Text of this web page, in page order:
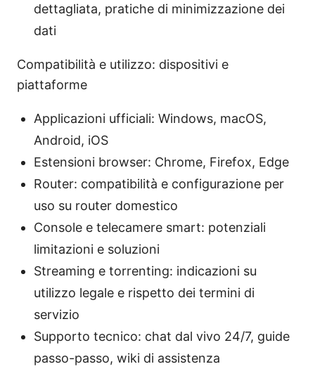
dettagliata, pratiche di minimizzazione dei
dati
Compatibilità e utilizzo: dispositivi e
piattaforme
Applicazioni ufficiali: Windows, macOS,
Android, iOS
Estensioni browser: Chrome, Firefox, Edge
Router: compatibilità e configurazione per
uso su router domestico
Console e telecamere smart: potenziali
limitazioni e soluzioni
Streaming e torrenting: indicazioni su
utilizzo legale e rispetto dei termini di
servizio
Supporto tecnico: chat dal vivo 24/7, guide
passo-passo, wiki di assistenza